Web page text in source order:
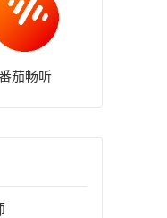
茄畅听